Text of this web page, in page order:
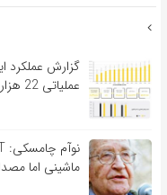
عملیاتی 22 هزار میلیارد تومانی در یک سال
ماشینی اما